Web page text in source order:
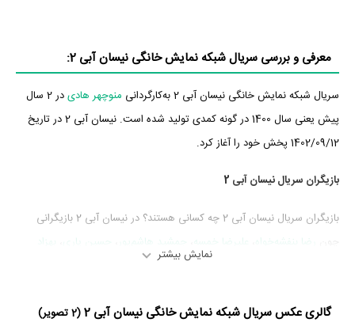
معرفی و بررسی سریال شبکه نمایش خانگی نیسان آبی 2:
سریال شبکه نمایش خانگی نیسان آبی 2 به‌کارگردانی منوچهر هادی
در 2 سال
پیش یعنی سال 1400 در گونه کمدی تولید شده است. نیسان آبی 2 در تاریخ
1402/09/12 پخش خود را آغاز کرد.
بازیگران سریال نیسان آبی 2
بازیگران سریال نیسان آبی 2 چه کسانی هستند؟ در نیسان آبی 2 بازیگرانی
رضا بنفشه‌خواه علیرضا خمسه جمشید هاشم‌پور حسین یاری
بهزاد
سحر قریشیبه ایفای نقش و بازیگری پرداخته‌اند.
بازیگران می‌توان نیسان آبی 2 را یک اثر بزرگ، پربازیگر و با تعداد
نمایش بیشتر
گالری عکس سریال شبکه نمایش خانگی نیسان آبی 2
(2 تصویر)